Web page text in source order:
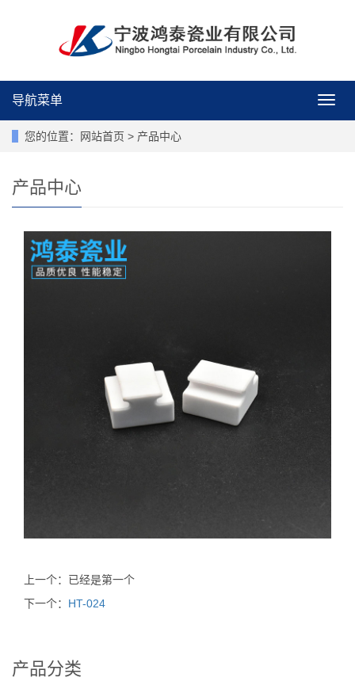
导
航
导航菜单
您的位置： 网站首页 > 产品中心
产品中心
上一个：已经是第一个
下一个： HT-024
产品分类